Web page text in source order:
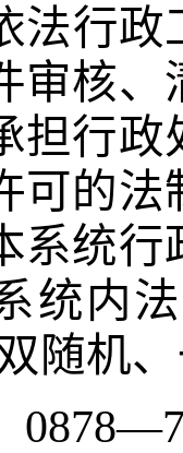
法行
审核
担行
可的
系统
统内
随机
0878—